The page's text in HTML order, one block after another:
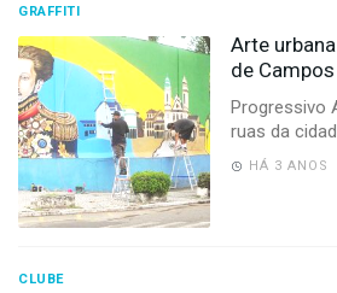
GRAFFITI
Arte
de Campos
Progressivo
ruas da
HÁ 3 ANOS
CLUBE